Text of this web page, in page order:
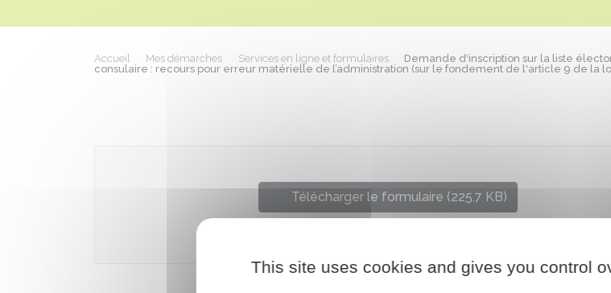
Accueil Mes démarches Services en ligne et formulaires
Demande d'inscription sur la liste
consulaire : recours pour erreur matérielle de l’administration (sur le fondement de l'article 9 de la
Télécharger le formulaire (225.7 KB)
This site uses cookies and gives you control